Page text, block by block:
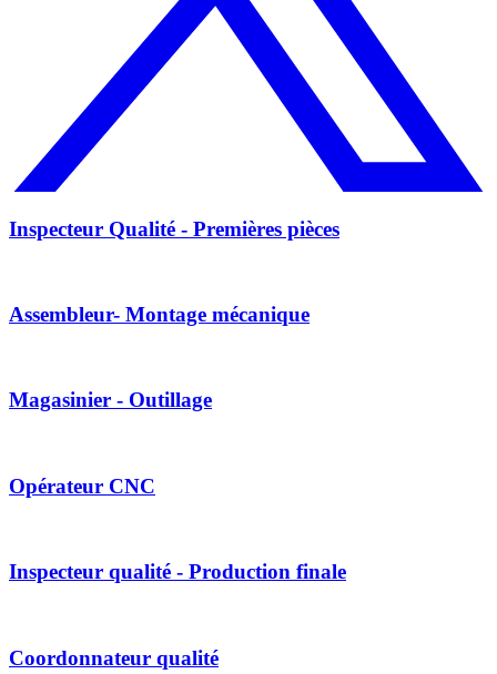
Inspecteur Qualité - Premières pièces
Assembleur- Montage mécanique
Magasinier - Outillage
Opérateur CNC
Inspecteur qualité - Production finale
Coordonnateur qualité